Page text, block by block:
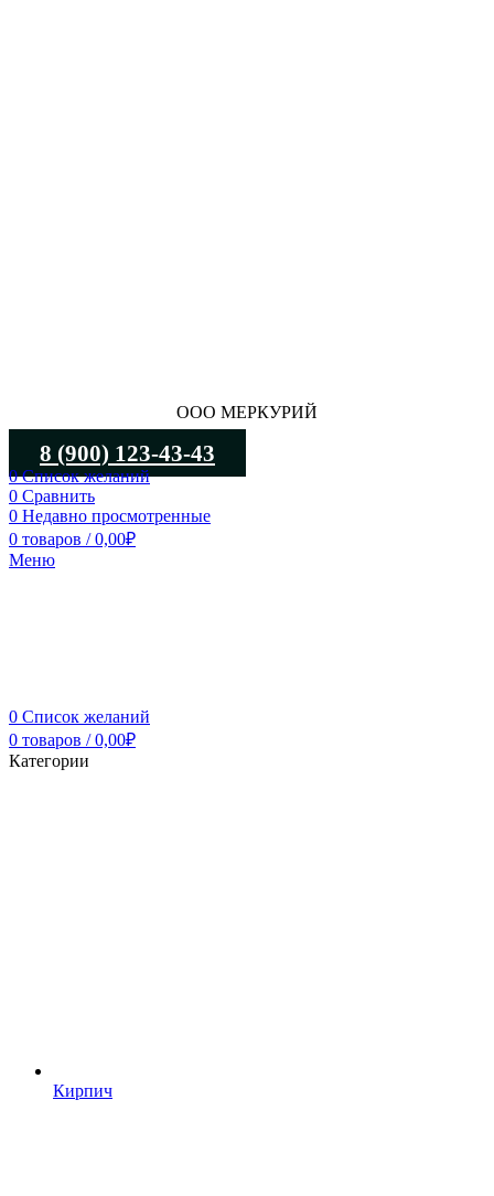
ООО МЕРКУРИЙ
8 (900) 123-43-43
0Список желаний
0 Сравнить
0 Недавно просмотренные
0 товаров / 0,00₽
Меню
0 Список желаний
0 товаров / 0,00₽
Категории
Кирпич